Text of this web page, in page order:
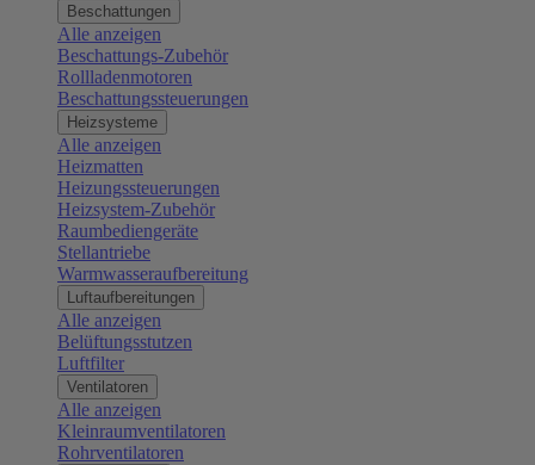
Beschattungen
Alle anzeigen
Beschattungs-Zubehör
Rollladenmotoren
Beschattungssteuerungen
Heizsysteme
Alle anzeigen
Heizmatten
Heizungssteuerungen
Heizsystem-Zubehör
Raumbediengeräte
Stellantriebe
Warmwasseraufbereitung
Luftaufbereitungen
Alle anzeigen
Belüftungsstutzen
Luftfilter
Ventilatoren
Alle anzeigen
Kleinraumventilatoren
Rohrventilatoren